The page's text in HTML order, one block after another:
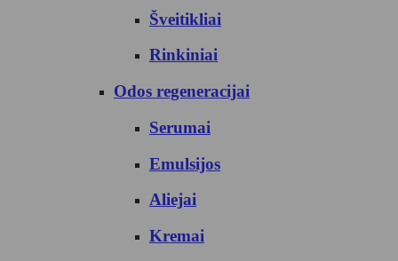
Šveitikliai
Rinkiniai
Odos regeneracijai
Serumai
Emulsijos
Aliejai
Kremai